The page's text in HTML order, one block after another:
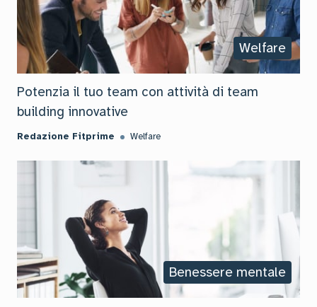
Welfare
Potenzia il tuo team con attività di team
building innovative
Redazione Fitprime Welfare
Benessere mentale